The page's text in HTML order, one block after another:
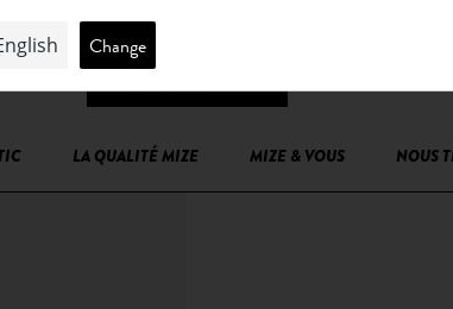
LA QUALITÉ MIZE MIZE & VOUS NOUS